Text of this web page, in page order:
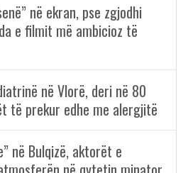
në ekran, pse zgjodhi
e filmit më ambicioz të
në Vlorë, deri në 80
të prekur edhe me alergjitë
në Bulqizë, aktorët e